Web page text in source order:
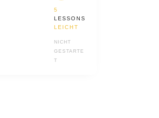
5
LESSONS
LEICHT
NICHT
GESTARTE
T